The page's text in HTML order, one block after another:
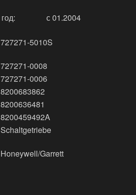
год: с 01.2004
727271-5010S
727271-0008
727271-0006
8200683862
8200636481
8200459492A
Schaltgetriebe
Honeywell/Garrett